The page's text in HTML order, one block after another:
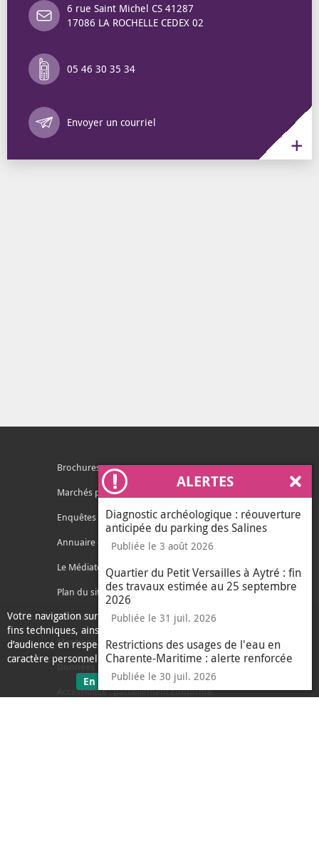
Votre navigation sur ce site nécessite l’usage de cookies pour des
fins techniques, ainsi que des cookies anonymisés de mesure
d’audience en respect de la législation relative aux données à
caractère personnel.
En savoir plussur les données personnelles
J'ai compris
le message
ALERTES
Diagnostic archéologique : réouverture
anticipée du parking des Salines
Publiée le 3 août 2026
Quartier du Petit Versailles à Aytré : fin
des travaux estimée au 25 septembre
2026
Publiée le 31 juil. 2026
Restrictions des usages de l'eau en
Charente-Maritime : alerte renforcée
Publiée le 30 juil. 2026
6 rue Saint Michel CS 41287
17086 LA ROCHELLE CEDEX 02
05 46 30 35 34
Envoyer un courriel
Annuaire
Brochures
Marchés publics
Enquêtes publiques
Annuaire des services
Le Médiateur de l'Agglo
Plan du site
Contacter l'agglo
Mentions légales
Accessibilité : partiellement conforme